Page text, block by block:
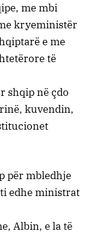
me mbi
kryeministër
e me
të
shqip në çdo
kuvendin,
për mbledhje
edhe ministrat
Albin, e la të